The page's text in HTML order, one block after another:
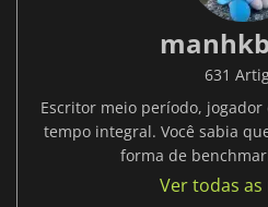
631
Escritor meio período,
tempo integral. Você sabia
forma de
Ver todas